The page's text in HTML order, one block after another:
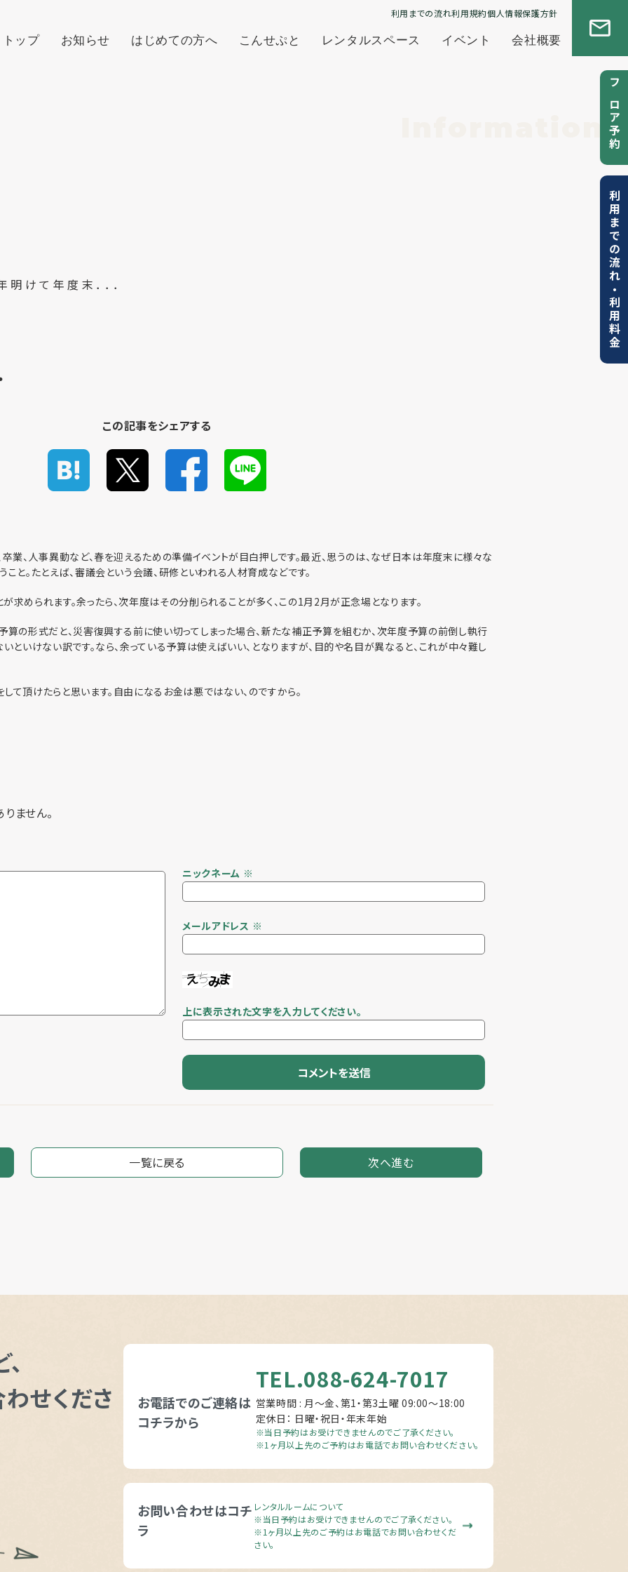
利用までの流れ利用規約個人情報保護方針
トップ お知らせ はじめての方へ こんせぷと レンタルスペース イベント 会社概要
フロア予約
利用までの流れ
・
利用料金
明けて年度末．．．
この記事をシェアする
卒業、人事異動など、春を迎えるための準備イベントが目白押しです。最近、思うのは、なぜ日本は年度末に様々な
と。たとえば、審議会という会議、研修といわれる人材育成などです。
求められます。余ったら、次年度はその分削られることが多く、この1月2月が正念場となります。
算の形式だと、災害復興する前に使い切ってしまった場合、新たな補正予算を組むか、次年度予算の前倒し執行
といけない訳です。なら、余っている予算は使えばいい、となりますが、目的や名目が異なると、これが中々難し
て頂けたらと思います。自由になるお金は悪ではない、のですから。
ません。
ニックネーム ※
メールアドレス ※
上に表示された文字を入力してください。
一覧に戻る 次へ進む
せくださ
お電話でのご連絡は
コチラから
TEL.088-624-7017
営業時間 : 月～金、第1・第3土曜 09:00〜18:00
定休日： 日曜・祝日・年末年始
※当日予約はお受けできませんのでご了承ください。
※1ヶ月以上先のご予約はお電話でお問い合わせください。
お問い合わせはコチ
ラ
レンタルルームについて
※当日予約はお受けできませんのでご了承ください。
※1ヶ月以上先のご予約はお電話でお問い合わせくだ
さい。